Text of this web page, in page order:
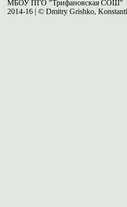
МБОУ ПГО "Трифановская СОШ"
2014-16 | © Dmitry Grishko,